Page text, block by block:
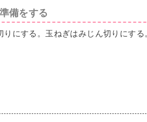
備をする
りにする。玉ねぎはみじん切りにする